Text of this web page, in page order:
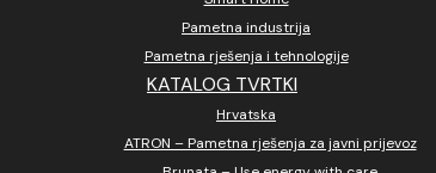
Pametna industrija
Pametna rješenja i tehnologije
KATALOG TVRTKI
Hrvatska
ATRON – Pametna rješenja za javni prijevoz